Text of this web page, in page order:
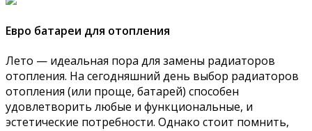
Евро батареи для отопления
Лето — идеальная пора для замены радиаторов
отопления. На сегодняшний день выбор радиаторов
отопления (или проще, батарей) способен
удовлетворить любые и функциональные, и
эстетические потребности. Однако стоит помнить,